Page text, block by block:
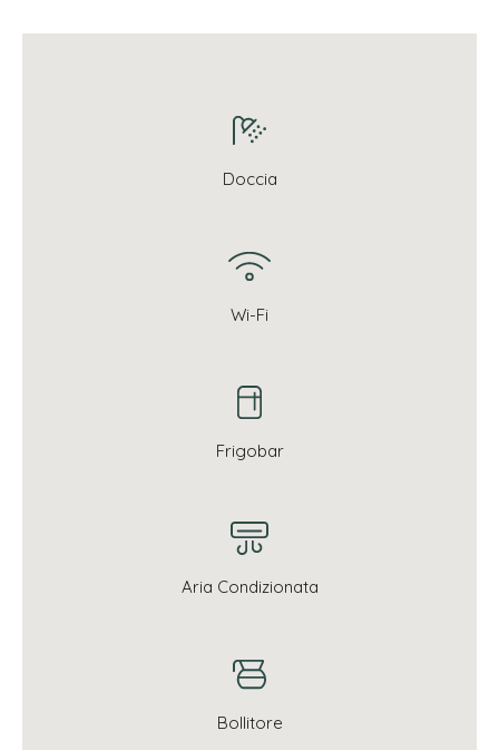
Doccia
Wi-Fi
Frigobar
Aria Condizionata
Bollitore